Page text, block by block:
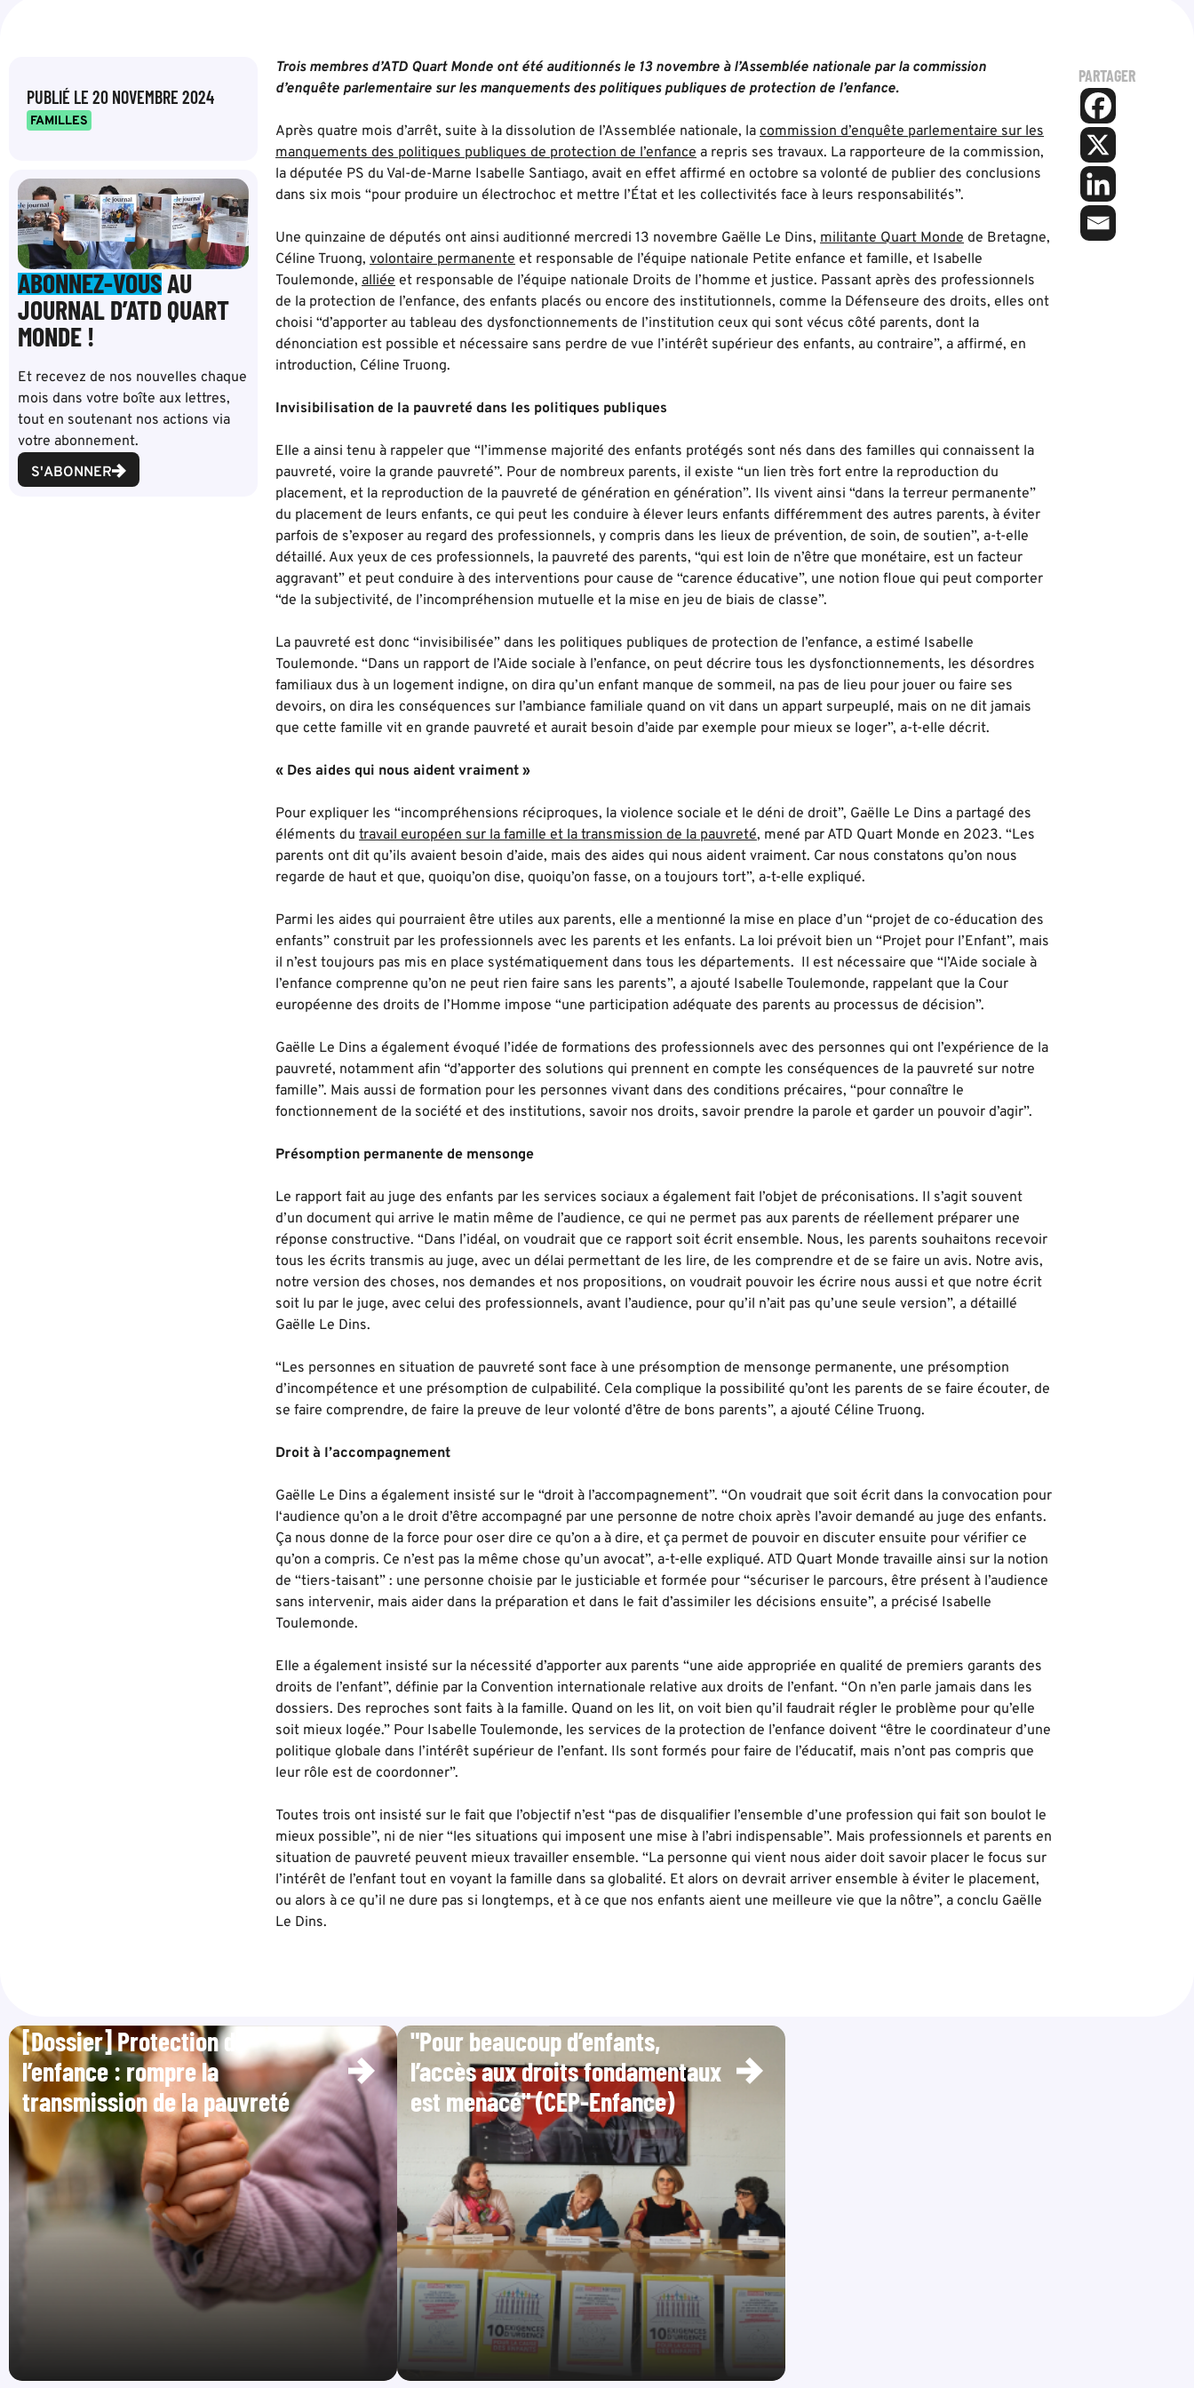
PUBLIÉ LE 20 NOVEMBRE 2024
FAMILLES
ABONNEZ-VOUSAU
JOURNAL D’ATD QUART
MONDE !
Et recevez de nos nouvelles chaque
mois dans votre boîte aux lettres,
tout en soutenant nos actions via
votre abonnement.
S'ABONNER
Trois membres d’ATD Quart Monde ont été auditionnés le 13 novembre à l’Assemblée nationale par la commission
d’enquête parlementaire sur les manquements des politiques publiques de protection de l’enfance.
Après quatre mois d’arrêt, suite à la dissolution de l’Assemblée nationale, la commission d’enquête parlementaire sur les
manquements des politiques publiques de protection de l’enfance a repris ses travaux. La rapporteure de la commission,
la députée PS du Val-de-Marne Isabelle Santiago, avait en effet affirmé en octobre sa volonté de publier des conclusions
dans six mois “pour produire un électrochoc et mettre l’État et les collectivités face à leurs responsabilités”.
Une quinzaine de députés ont ainsi auditionné mercredi 13 novembre Gaëlle Le Dins, militante Quart Monde de Bretagne,
Céline Truong, volontaire permanente et responsable de l’équipe nationale Petite enfance et famille, et Isabelle
Toulemonde, alliée et responsable de l’équipe nationale Droits de l’homme et justice. Passant après des professionnels
de la protection de l’enfance, des enfants placés ou encore des institutionnels, comme la Défenseure des droits, elles ont
choisi “d’apporter au tableau des dysfonctionnements de l’institution ceux qui sont vécus côté parents, dont la
dénonciation est possible et nécessaire sans perdre de vue l’intérêt supérieur des enfants, au contraire”, a affirmé, en
introduction, Céline Truong.
Invisibilisation de la pauvreté dans les politiques publiques
Elle a ainsi tenu à rappeler que “l’immense majorité des enfants protégés sont nés dans des familles qui connaissent la
pauvreté, voire la grande pauvreté”. Pour de nombreux parents, il existe “un lien très fort entre la reproduction du
placement, et la reproduction de la pauvreté de génération en génération”. Ils vivent ainsi “dans la terreur permanente”
du placement de leurs enfants, ce qui peut les conduire à élever leurs enfants différemment des autres parents, à éviter
parfois de s’exposer au regard des professionnels, y compris dans les lieux de prévention, de soin, de soutien”, a-t-elle
détaillé. Aux yeux de ces professionnels, la pauvreté des parents, “qui est loin de n’être que monétaire, est un facteur
aggravant” et peut conduire à des interventions pour cause de “carence éducative”, une notion floue qui peut comporter
“de la subjectivité, de l’incompréhension mutuelle et la mise en jeu de biais de classe”.
La pauvreté est donc “invisibilisée” dans les politiques publiques de protection de l’enfance, a estimé Isabelle
Toulemonde. “Dans un rapport de l’Aide sociale à l’enfance, on peut décrire tous les dysfonctionnements, les désordres
familiaux dus à un logement indigne, on dira qu’un enfant manque de sommeil, na pas de lieu pour jouer ou faire ses
devoirs, on dira les conséquences sur l’ambiance familiale quand on vit dans un appart surpeuplé, mais on ne dit jamais
que cette famille vit en grande pauvreté et aurait besoin d’aide par exemple pour mieux se loger”, a-t-elle décrit.
« Des aides qui nous aident vraiment »
Pour expliquer les “incompréhensions réciproques, la violence sociale et le déni de droit”, Gaëlle Le Dins a partagé des
éléments du travail européen sur la famille et la transmission de la pauvreté, mené par ATD Quart Monde en 2023. “Les
parents ont dit qu’ils avaient besoin d’aide, mais des aides qui nous aident vraiment. Car nous constatons qu’on nous
regarde de haut et que, quoiqu’on dise, quoiqu’on fasse, on a toujours tort”, a-t-elle expliqué.
Parmi les aides qui pourraient être utiles aux parents, elle a mentionné la mise en place d’un “projet de co-éducation des
enfants” construit par les professionnels avec les parents et les enfants. La loi prévoit bien un “Projet pour l’Enfant”, mais
il n’est toujours pas mis en place systématiquement dans tous les départements. Il est nécessaire que “l’Aide sociale à
l’enfance comprenne qu’on ne peut rien faire sans les parents”, a ajouté Isabelle Toulemonde, rappelant que la Cour
européenne des droits de l’Homme impose “une participation adéquate des parents au processus de décision”.
Gaëlle Le Dins a également évoqué l’idée de formations des professionnels avec des personnes qui ont l’expérience de la
pauvreté, notamment afin “d’apporter des solutions qui prennent en compte les conséquences de la pauvreté sur notre
famille”. Mais aussi de formation pour les personnes vivant dans des conditions précaires, “pour connaître le
fonctionnement de la société et des institutions, savoir nos droits, savoir prendre la parole et garder un pouvoir d’agir”.
Présomption permanente de mensonge
Le rapport fait au juge des enfants par les services sociaux a également fait l’objet de préconisations. Il s’agit souvent
d’un document qui arrive le matin même de l’audience, ce qui ne permet pas aux parents de réellement préparer une
réponse constructive. “Dans l’idéal, on voudrait que ce rapport soit écrit ensemble. Nous, les parents souhaitons recevoir
tous les écrits transmis au juge, avec un délai permettant de les lire, de les comprendre et de se faire un avis. Notre avis,
notre version des choses, nos demandes et nos propositions, on voudrait pouvoir les écrire nous aussi et que notre écrit
soit lu par le juge, avec celui des professionnels, avant l’audience, pour qu’il n’ait pas qu’une seule version”, a détaillé
Gaëlle Le Dins.
“Les personnes en situation de pauvreté sont face à une présomption de mensonge permanente, une présomption
d’incompétence et une présomption de culpabilité. Cela complique la possibilité qu’ont les parents de se faire écouter, de
se faire comprendre, de faire la preuve de leur volonté d’être de bons parents”, a ajouté Céline Truong.
Droit à l’accompagnement
Gaëlle Le Dins a également insisté sur le “droit à l’accompagnement”. “On voudrait que soit écrit dans la convocation pour
l‘audience qu’on a le droit d’être accompagné par une personne de notre choix après l’avoir demandé au juge des enfants.
Ça nous donne de la force pour oser dire ce qu’on a à dire, et ça permet de pouvoir en discuter ensuite pour vérifier ce
qu’on a compris. Ce n’est pas la même chose qu’un avocat”, a-t-elle expliqué. ATD Quart Monde travaille ainsi sur la notion
de “tiers-taisant” : une personne choisie par le justiciable et formée pour “sécuriser le parcours, être présent à l’audience
sans intervenir, mais aider dans la préparation et dans le fait d’assimiler les décisions ensuite”, a précisé Isabelle
Toulemonde.
Elle a également insisté sur la nécessité d’apporter aux parents “une aide appropriée en qualité de premiers garants des
droits de l’enfant”, définie par la Convention internationale relative aux droits de l’enfant. “On n’en parle jamais dans les
dossiers. Des reproches sont faits à la famille. Quand on les lit, on voit bien qu’il faudrait régler le problème pour qu’elle
soit mieux logée.” Pour Isabelle Toulemonde, les services de la protection de l’enfance doivent “être le coordinateur d’une
politique globale dans l’intérêt supérieur de l’enfant. Ils sont formés pour faire de l’éducatif, mais n’ont pas compris que
leur rôle est de coordonner”.
Toutes trois ont insisté sur le fait que l’objectif n’est “pas de disqualifier l’ensemble d’une profession qui fait son boulot le
mieux possible”, ni de nier “les situations qui imposent une mise à l’abri indispensable”. Mais professionnels et parents en
situation de pauvreté peuvent mieux travailler ensemble. “La personne qui vient nous aider doit savoir placer le focus sur
l’intérêt de l’enfant tout en voyant la famille dans sa globalité. Et alors on devrait arriver ensemble à éviter le placement,
ou alors à ce qu’il ne dure pas si longtemps, et à ce que nos enfants aient une meilleure vie que la nôtre”, a conclu Gaëlle
Le Dins.
PARTAGER
[Dossier] Protection de
l’enfance : rompre la
transmission de la pauvreté
"Pour beaucoup d’enfants,
l’accès aux droits fondamentaux
est menacé" (CEP-Enfance)